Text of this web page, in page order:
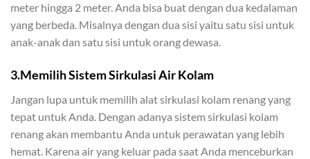
meter hingga 2 meter. Anda bisa buat dengan dua kedalaman
yang berbeda. Misalnya dengan dua sisi yaitu satu sisi untuk
anak-anak dan satu sisi untuk orang dewasa.
3.Memilih Sistem Sirkulasi Air Kolam
Jangan lupa untuk memilih alat sirkulasi kolam renang yang
tepat untuk Anda. Dengan adanya sistem sirkulasi kolam
renang akan membantu Anda untuk perawatan yang lebih
hemat. Karena air yang keluar pada saat Anda menceburkan